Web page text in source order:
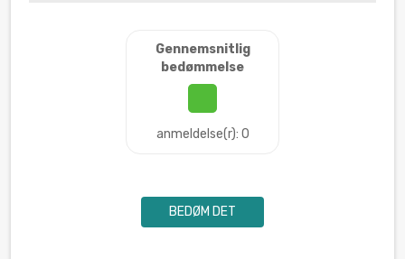
Gennemsnitlig
bedømmelse
anmeldelse(r): 0
BEDØM DET